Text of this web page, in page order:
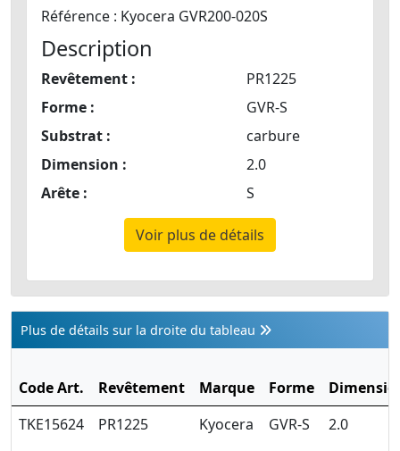
Référence : Kyocera GVR200-020S
Description
Revêtement :
PR1225
Forme :
GVR-S
Substrat :
carbure
Dimension :
2.0
Arête :
S
Voir plus de détails
Plus de détails sur la droite du tableau
Code Art. Revêtement Marque Forme
TKE15624
PR1225 Kyocera GVR-S 2.0